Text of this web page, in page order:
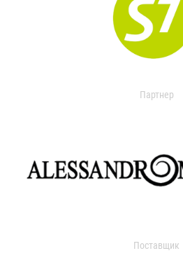
Партнер
Поставщик